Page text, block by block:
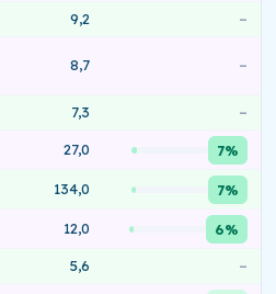
9,2
–
8,7 –
7,3 –
27,0 7%
134,0 7%
12,0 6%
5,6 –